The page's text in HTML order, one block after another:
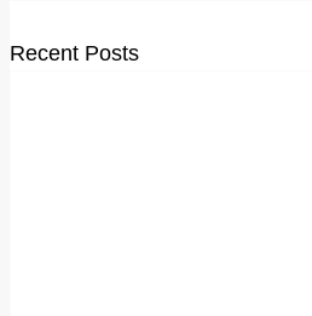
Recent Posts